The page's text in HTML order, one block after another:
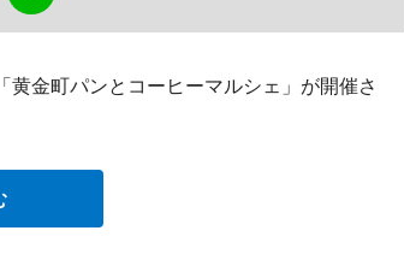
金町パンとコーヒーマルシェ」が開催さ